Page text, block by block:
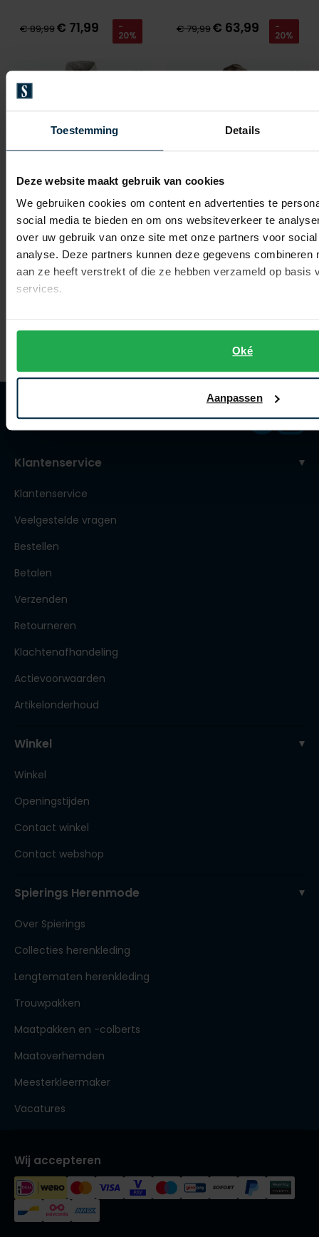
Toestemming Details
Deze website maakt gebruik van cookies
We gebruiken cookies om content en advertenties te
social media te bieden en om ons websiteverkeer te
over uw gebruik van onze site met onze partners voor
analyse. Deze partners kunnen deze gegevens combineren
aan ze heeft verstrekt of die ze hebben verzameld op basis
services.
Oké
Aanpassen
€ 89,99€ 71,99 -
20% € 79,99€ 63,99 -
20%
Vanguard
€ 79,99€ 63,99 -
Vanguard
overhemd blauw jersey
€ 99,99€ 79,99 -
Klantenservice
Klantenservice
Veelgestelde vragen
Bestellen
Betalen
Verzenden
Retourneren
Klachtenafhandeling
Actievoorwaarden
Artikelonderhoud
Winkel
Winkel
Openingstijden
Contact winkel
Contact webshop
Spierings Herenmode
Over Spierings
Collecties herenkleding
Lengtematen herenkleding
Trouwpakken
Maatpakken en -colberts
Maatoverhemden
Meesterkleermaker
Vacatures
Wij accepteren